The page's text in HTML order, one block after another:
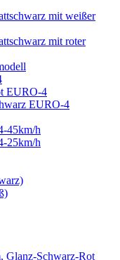
mit weißer
mit roter
EURO-4
EURO-4
45km/h
25km/h
Glanz-Schwarz-Rot